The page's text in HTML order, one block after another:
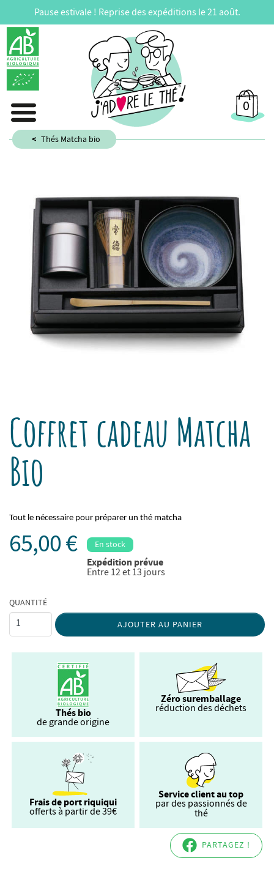
Pause estivale ! Reprise des expéditions le 21 août.
0
Thés Matcha bio
Coffret cadeau Matcha
Bio
Tout le nécessaire pour préparer un thé matcha
65,00 € En stock
Expédition prévue
Entre 12 et 13 jours
QUANTITÉ
AJOUTER AU PANIER
Thés bio
de grande origine
Zéro suremballage
réduction des déchets
Frais de port riquiqui
offerts à partir de 39€
Service client au top
par des passionnés de
thé
PARTAGEZ !